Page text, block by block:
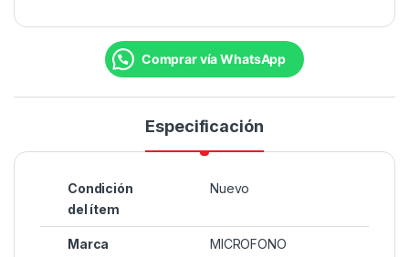
Comprar vía WhatsApp
Especificación
Condición
del ítem
Nuevo
Marca MICROFONO